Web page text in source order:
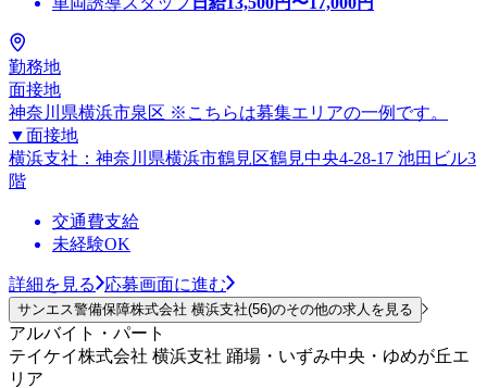
勤務地
面接地
神奈川県横浜市泉区 ※こちらは募集エリアの一例です。
▼面接地
横浜支社：神奈川県横浜市鶴見区鶴見中央4-28-17 池田ビル3
階
交通費支給
未経験OK
詳細を見る 応募画面に進む
サンエス警備保障株式会社 横浜支社(56)のその他の求人を見る
アルバイト・パート
テイケイ株式会社 横浜支社 踊場・いずみ中央・ゆめが丘エ
リア